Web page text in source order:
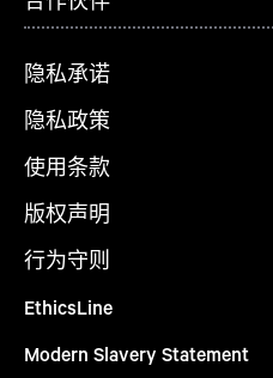
隐私承诺
隐私政策
使用条款
版权声明
行为守则
EthicsLine
Modern Slavery Statement